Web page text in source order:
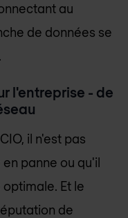
au
de données se
l'entreprise - de
il n'est pas
panne ou qu'il
Et le
de